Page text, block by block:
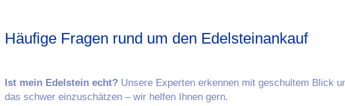
Häufige Fragen rund um den Edelsteinankauf
Ist mein Edelstein echt? Unsere Experten erkennen mit geschultem Blick
das schwer einzuschätzen – wir helfen Ihnen gern.